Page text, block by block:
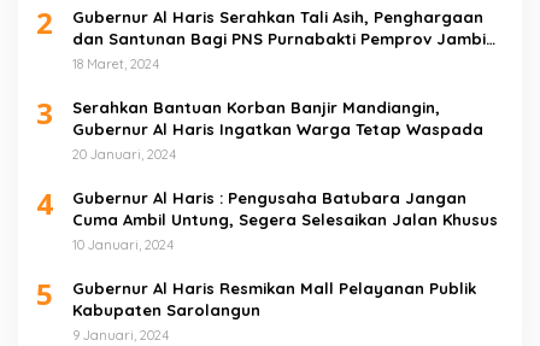
2
Gubernur Al Haris Serahkan Tali Asih, Penghargaan
dan Santunan Bagi PNS Purnabakti Pemprov Jambi
Yang Berada di Sarolangun
18 Maret, 2024
3
Serahkan Bantuan Korban Banjir Mandiangin,
Gubernur Al Haris Ingatkan Warga Tetap Waspada
20 Januari, 2024
4
Gubernur Al Haris : Pengusaha Batubara Jangan
Cuma Ambil Untung, Segera Selesaikan Jalan Khusus
10 Januari, 2024
5
Gubernur Al Haris Resmikan Mall Pelayanan Publik
Kabupaten Sarolangun
9 Januari, 2024